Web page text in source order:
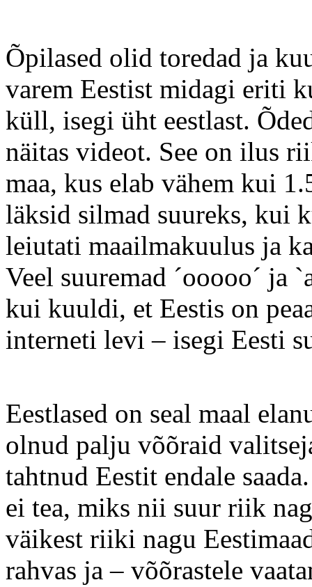
Õpilased olid toredad ja
varem Eestist midagi eriti
küll, isegi üht eestlast.
näitas videot. See on ilus
maa, kus elab vähem kui
läksid silmad suureks, kui
leiutati maailmakuulus ja
Veel suuremad ´ooooo´ ja
kui kuuldi, et Eestis on
interneti levi – isegi Eesti
Eestlased on seal maal
olnud palju võõraid
tahtnud Eestit endale
ei tea, miks nii suur riik
väikest riiki nagu
rahvas ja – võõrastele